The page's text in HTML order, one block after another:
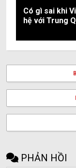
Có gì sai khi
hệ với Trung
PHẢN HỒI